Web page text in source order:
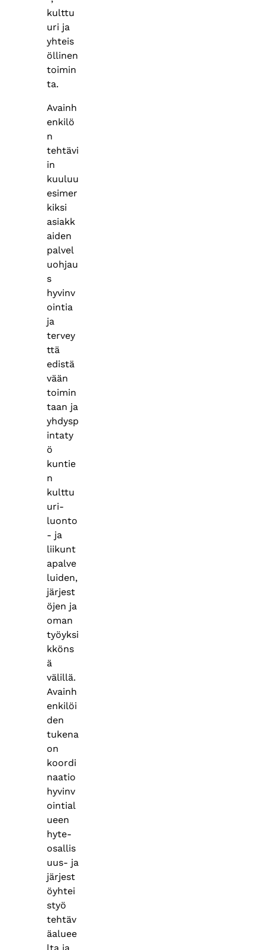
kulttu
uri ja
yhteis
öllinen
toimin
ta.
Avainh
enkilö
n
tehtävi
in
kuuluu
esimer
kiksi
asiakk
aiden
palvel
uohjau
s
hyvinv
ointia
ja
tervey
ttä
edistä
vään
toimin
taan ja
yhdysp
intaty
ö
kuntie
n
kulttu
uri-
luonto
- ja
liikunt
apalve
luiden,
järjest
öjen ja
oman
työyksi
kköns
ä
välillä.
Avainh
enkilöi
den
tukena
on
koordi
naatio
hyvinv
ointial
ueen
hyte-
osallis
uus- ja
järjest
öyhtei
styö
tehtäv
äaluee
lta ja